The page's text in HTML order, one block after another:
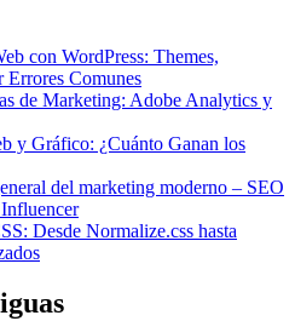
con WordPress: Themes,
Comunes
de Marketing: Adobe Analytics y
y Gráfico: ¿Cuánto Ganan los
del marketing moderno – SEO
Desde Normalize.css hasta